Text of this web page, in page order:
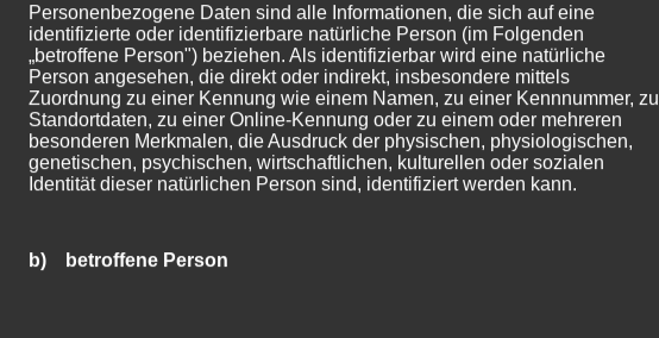
Personenbezogene Daten sind alle Informationen, die sich auf eine
identifizierte oder identifizierbare natürliche Person (im Folgenden
„betroffene Person") beziehen. Als identifizierbar wird eine natürliche
Person angesehen, die direkt oder indirekt, insbesondere mittels
Zuordnung zu einer Kennung wie einem Namen, zu einer Kennnummer, zu
Standortdaten, zu einer Online-Kennung oder zu einem oder mehreren
besonderen Merkmalen, die Ausdruck der physischen, physiologischen,
genetischen, psychischen, wirtschaftlichen, kulturellen oder sozialen
Identität dieser natürlichen Person sind, identifiziert werden kann.
b) betroffene Person